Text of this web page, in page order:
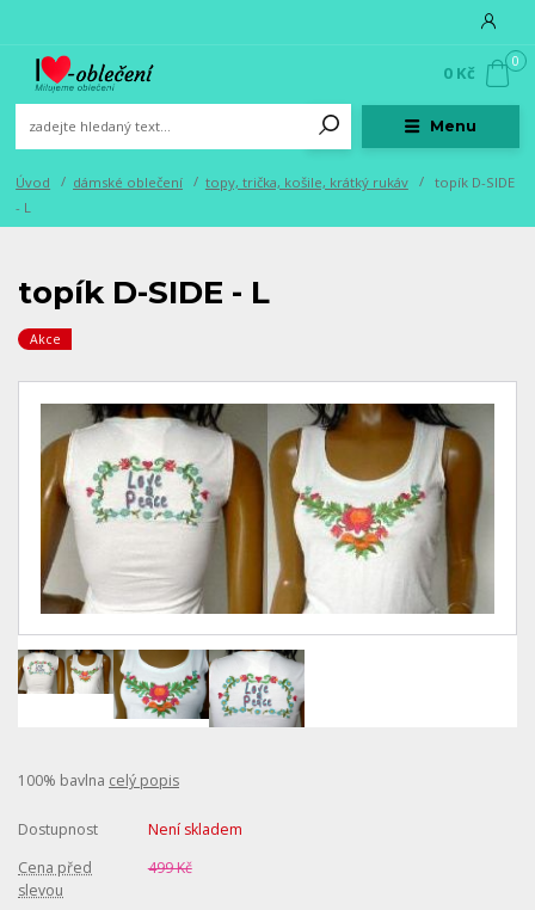
Menu
0
0 Kč
Úvod dámské oblečení topy, trička, košile, krátký rukáv
topík D-SIDE
- L
topík D-SIDE - L
Akce
100% bavlna celý popis
Dostupnost
Není skladem
Cena před
slevou
499 Kč